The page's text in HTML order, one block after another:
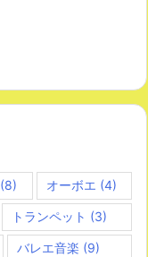
(8) オーボエ (4)
トランペット (3)
バレエ音楽 (9)